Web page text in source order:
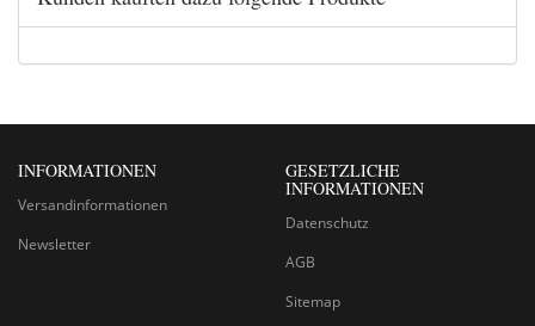
INFORMATIONEN
Versandinformationen
Newsletter
GESETZLICHE
INFORMATIONEN
Datenschutz
AGB
Sitemap